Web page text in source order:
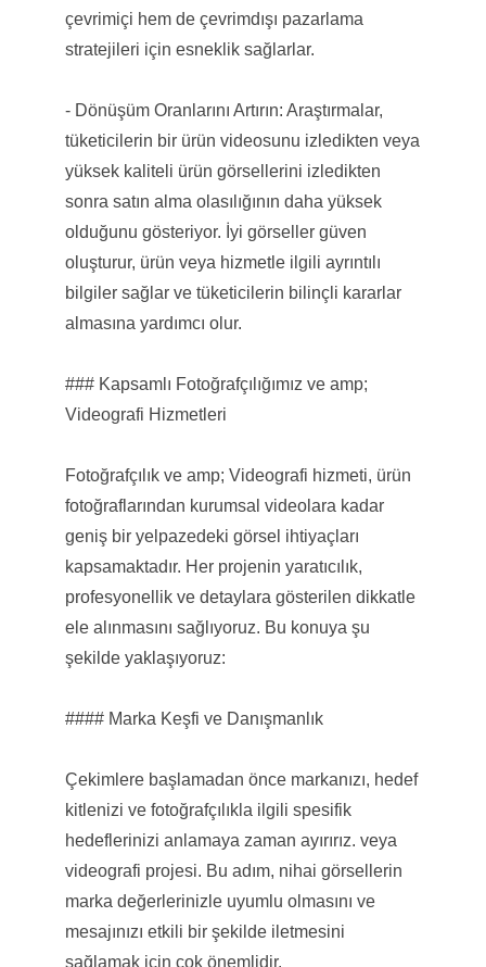
çevrimiçi hem de çevrimdışı pazarlama
stratejileri için esneklik sağlarlar.
- Dönüşüm Oranlarını Artırın: Araştırmalar,
tüketicilerin bir ürün videosunu izledikten veya
yüksek kaliteli ürün görsellerini izledikten
sonra satın alma olasılığının daha yüksek
olduğunu gösteriyor. İyi görseller güven
oluşturur, ürün veya hizmetle ilgili ayrıntılı
bilgiler sağlar ve tüketicilerin bilinçli kararlar
almasına yardımcı olur.
### Kapsamlı Fotoğrafçılığımız ve amp;
Videografi Hizmetleri
Fotoğrafçılık ve amp; Videografi hizmeti, ürün
fotoğraflarından kurumsal videolara kadar
geniş bir yelpazedeki görsel ihtiyaçları
kapsamaktadır. Her projenin yaratıcılık,
profesyonellik ve detaylara gösterilen dikkatle
ele alınmasını sağlıyoruz. Bu konuya şu
şekilde yaklaşıyoruz:
#### Marka Keşfi ve Danışmanlık
Çekimlere başlamadan önce markanızı, hedef
kitlenizi ve fotoğrafçılıkla ilgili spesifik
hedeflerinizi anlamaya zaman ayırırız. veya
videografi projesi. Bu adım, nihai görsellerin
marka değerlerinizle uyumlu olmasını ve
mesajınızı etkili bir şekilde iletmesini
sağlamak için çok önemlidir.